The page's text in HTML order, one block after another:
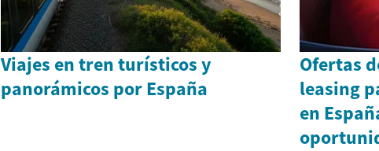
Viajes en tren turísticos y
panorámicos por España
Ofertas
leasing
en